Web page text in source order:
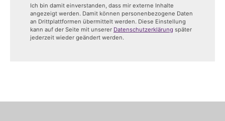
Ich bin damit einverstanden, dass mir externe Inhalte
angezeigt werden. Damit können personenbezogene Daten
an Drittplattformen übermittelt werden. Diese Einstellung
kann auf der Seite mit unserer Datenschutzerklärung später
jederzeit wieder geändert werden.